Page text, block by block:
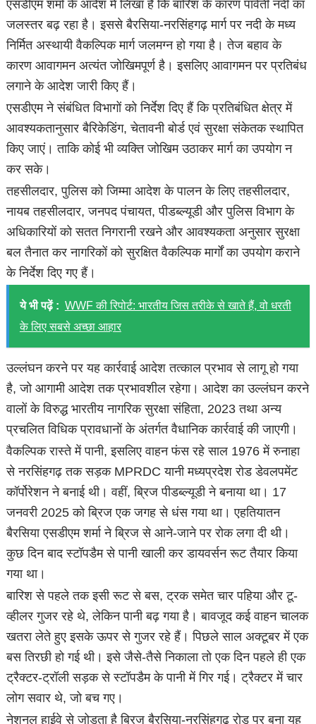
एसडीएम शर्मा के आदेश में लिखा है कि बारिश के कारण पार्वती नदी का
जलस्तर बढ़ रहा है। इससे बैरसिया-नरसिंहगढ़ मार्ग पर नदी के मध्य
निर्मित अस्थायी वैकल्पिक मार्ग जलमग्न हो गया है। तेज बहाव के
कारण आवागमन अत्यंत जोखिमपूर्ण है। इसलिए आवागमन पर प्रतिबंध
लगाने के आदेश जारी किए हैं।
एसडीएम ने संबंधित विभागों को निर्देश दिए हैं कि प्रतिबंधित क्षेत्र में
आवश्यकतानुसार बैरिकेडिंग, चेतावनी बोर्ड एवं सुरक्षा संकेतक स्थापित
किए जाएं। ताकि कोई भी व्यक्ति जोखिम उठाकर मार्ग का उपयोग न
कर सके।
तहसीलदार, पुलिस को जिम्मा आदेश के पालन के लिए तहसीलदार,
नायब तहसीलदार, जनपद पंचायत, पीडब्ल्यूडी और पुलिस विभाग के
अधिकारियों को सतत निगरानी रखने और आवश्यकता अनुसार सुरक्षा
बल तैनात कर नागरिकों को सुरक्षित वैकल्पिक मार्गों का उपयोग कराने
के निर्देश दिए गए हैं।
ये भी पढ़ें : WWF की रिपोर्ट: भारतीय जिस तरीके से खाते हैं, वो धरती
के लिए सबसे अच्छा आहार
उल्लंघन करने पर यह कार्रवाई आदेश तत्काल प्रभाव से लागू हो गया
है, जो आगामी आदेश तक प्रभावशील रहेगा। आदेश का उल्लंघन करने
वालों के विरुद्ध भारतीय नागरिक सुरक्षा संहिता, 2023 तथा अन्य
प्रचलित विधिक प्रावधानों के अंतर्गत वैधानिक कार्रवाई की जाएगी।
वैकल्पिक रास्ते में पानी, इसलिए वाहन फंस रहे साल 1976 में रुनाहा
से नरसिंहगढ़ तक सड़क MPRDC यानी मध्यप्रदेश रोड डेवलपमेंट
कॉर्पोरेशन ने बनाई थी। वहीं, ब्रिज पीडब्ल्यूडी ने बनाया था। 17
जनवरी 2025 को ब्रिज एक जगह से धंस गया था। एहतियातन
बैरसिया एसडीएम शर्मा ने ब्रिज से आने-जाने पर रोक लगा दी थी।
कुछ दिन बाद स्टॉपडैम से पानी खाली कर डायवर्सन रूट तैयार किया
गया था।
बारिश से पहले तक इसी रूट से बस, ट्रक समेत चार पहिया और टू-
व्हीलर गुजर रहे थे, लेकिन पानी बढ़ गया है। बावजूद कई वाहन चालक
खतरा लेते हुए इसके ऊपर से गुजर रहे हैं। पिछले साल अक्टूबर में एक
बस तिरछी हो गई थी। इसे जैसे-तैसे निकाला तो एक दिन पहले ही एक
ट्रैक्टर-ट्रॉली सड़क से स्टॉपडैम के पानी में गिर गई। ट्रैक्टर में चार
लोग सवार थे, जो बच गए।
नेशनल हाईवे से जोड़ता है ब्रिज बैरसिया-नरसिंहगढ़ रोड पर बना यह